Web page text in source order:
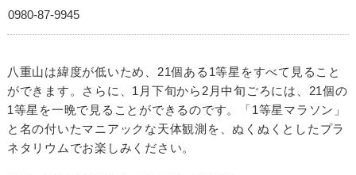
0980-87-9945
八重山は緯度が低いため、21個ある1等星をすべて見ること
ができます。さらに、1月下旬から2月中旬ごろには、21個の
1等星を一晩で見ることができるのです。「1等星マラソン」
と名の付いたマニアックな天体観測を、ぬくぬくとしたプラ
ネタリウムでお楽しみください。